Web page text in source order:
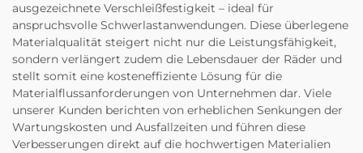
ausgezeichnete Verschleißfestigkeit – ideal für
anspruchsvolle Schwerlastanwendungen. Diese überlegene
Materialqualität steigert nicht nur die Leistungsfähigkeit,
sondern verlängert zudem die Lebensdauer der Räder und
stellt somit eine kosteneffiziente Lösung für die
Materialflussanforderungen von Unternehmen dar. Viele
unserer Kunden berichten von erheblichen Senkungen der
Wartungskosten und Ausfallzeiten und führen diese
Verbesserungen direkt auf die hochwertigen Materialien